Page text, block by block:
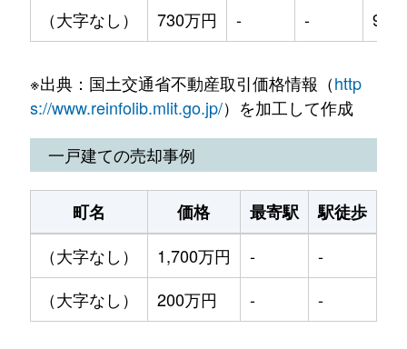
（大字なし）
730万円 - -
※出典：国土交通省不動産取引価格情報（http
s://www.reinfolib.mlit.go.jp/）を加工して作成
一戸建ての売却事例
町名 価格 最寄駅 駅徒歩
（大字なし）
1,700万円 - -
（大字なし）
200万円 - -